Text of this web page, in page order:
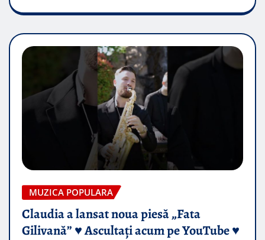
MUZICA POPULARA
Claudia a lansat noua piesă „Fata
Gilivană” ♥️ Ascultați acum pe YouTube ♥️